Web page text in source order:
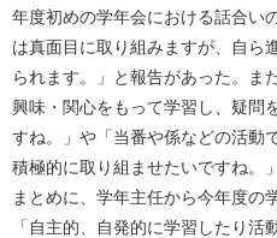
年度初めの学年会における話合い
は真面目に取り組みますが、自ら
られます。」と報告があった。ま
興味・関心をもって学習し、疑問
すね。」や「当番や係などの活動
積極的に取り組ませたいですね。
まとめに、学年主任から今年度の
「自主的、自発的に学習したり